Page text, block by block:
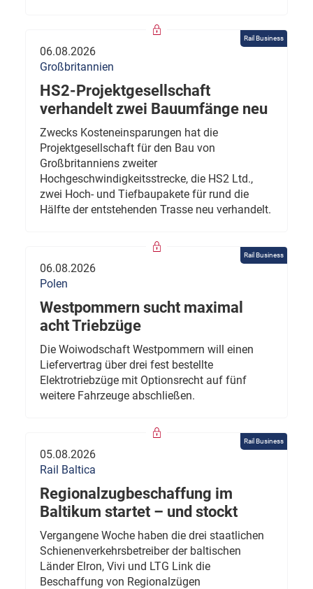
Rail Business
06.08.2026
Großbritannien
HS2-Projektgesellschaft
verhandelt zwei Bauumfänge neu
Zwecks Kosteneinsparungen hat die
Projektgesellschaft für den Bau von
Großbritanniens zweiter
Hochgeschwindigkeitsstrecke, die HS2 Ltd.,
zwei Hoch- und Tiefbaupakete für rund die
Hälfte der entstehenden Trasse neu verhandelt.
Rail Business
06.08.2026
Polen
Westpommern sucht maximal
acht Triebzüge
Die Woiwodschaft Westpommern will einen
Liefervertrag über drei fest bestellte
Elektrotriebzüge mit Optionsrecht auf fünf
weitere Fahrzeuge abschließen.
Rail Business
05.08.2026
Rail Baltica
Regionalzugbeschaffung im
Baltikum startet – und stockt
Vergangene Woche haben die drei staatlichen
Schienenverkehrsbetreiber der baltischen
Länder Elron, Vivi und LTG Link die
Beschaffung von Regionalzügen